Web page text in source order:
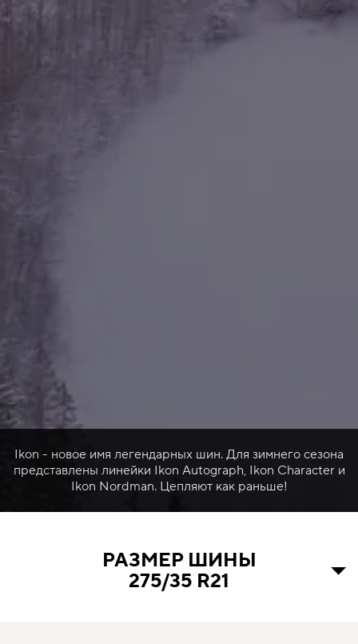
Ikon - новое имя легендарных шин. Для зимнего сезона
представлены линейки Ikon Autograph, Ikon Character и
Ikon Nordman. Цепляют как раньше!
РАЗМЕР ШИНЫ
275/35 R21